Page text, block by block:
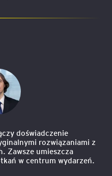
doświadczenie
rozwiązaniami z
Zawsze umieszcza
w centrum wydarzeń.